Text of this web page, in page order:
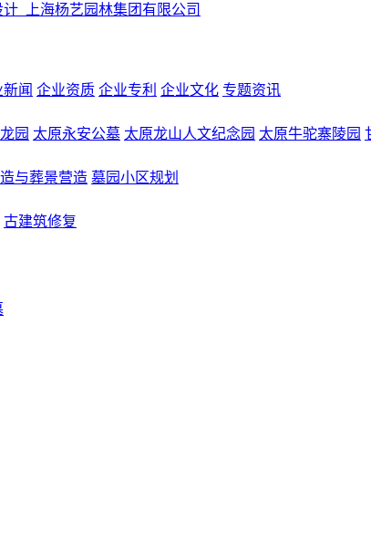
闻 企业资质 企业专利 企业文化 专题资讯
园 太原永安公墓 太原龙山人文纪念园 太原牛驼寨陵园
与葬景营造 墓园小区规划
古建筑修复